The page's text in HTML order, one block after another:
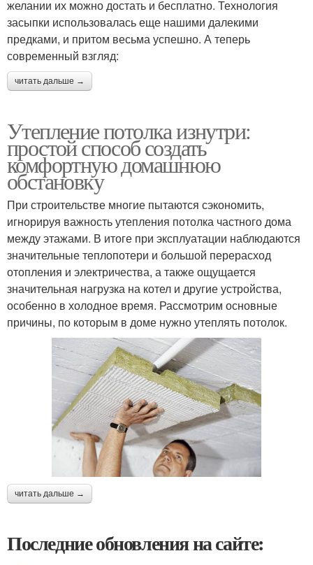
желании их можно достать и бесплатно. Технология
засыпки использовалась еще нашими далекими
предками, и притом весьма успешно. А теперь
современный взгляд:
читать дальше →
Утепление потолка изнутри:
простой способ создать
комфортную домашнюю
обстановку
При строительстве многие пытаются сэкономить,
игнорируя важность утепления потолка частного дома
между этажами. В итоге при эксплуатации наблюдаются
значительные теплопотери и большой перерасход
отопления и электричества, а также ощущается
значительная нагрузка на котел и другие устройства,
особенно в холодное время. Рассмотрим основные
причины, по которым в доме нужно утеплять потолок.
читать дальше →
Последние обновления на сайте: